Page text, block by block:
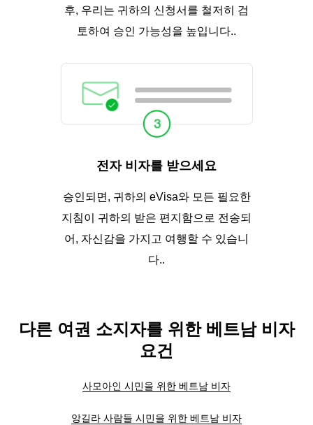
후, 우리는 귀하의 신청서를 철저히 검
토하여 승인 가능성을 높입니다..
전자 비자를 받으세요
승인되면, 귀하의 eVisa와 모든 필요한
지침이 귀하의 받은 편지함으로 전송되
어, 자신감을 가지고 여행할 수 있습니
다..
다른 여권 소지자를 위한 베트남 비자
요건
사모아인 시민을 위한 베트남 비자
앙길라 사람들 시민을 위한 베트남 비자